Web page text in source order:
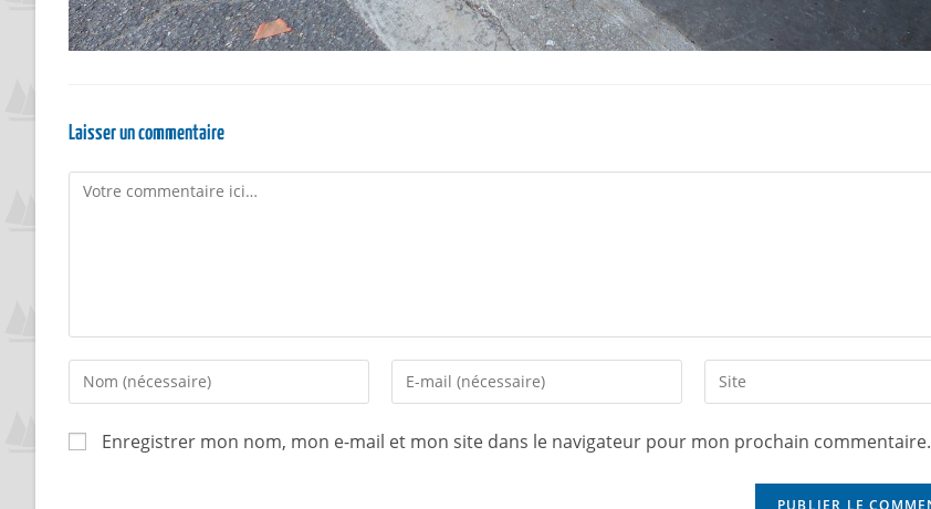
Laisser un commentaire
Enregistrer mon nom, mon e-mail et mon site dans le navigateur pour mon prochain commentaire.